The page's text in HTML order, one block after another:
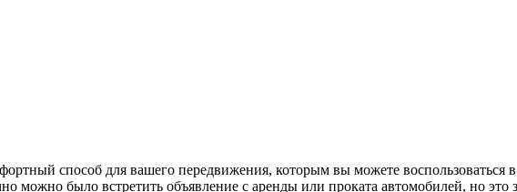
способ для вашего передвижения, которым вы можете
можно было встретить объявление с аренды или проката автомобилей, но